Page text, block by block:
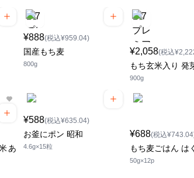
¥888(税込¥959.04)
国産もち麦
800g
¥2,058(税込
もち玄米入り 発
900g
あ
¥588(税込¥635.04)
お釜にポン 昭和
4.6g×15粒
¥688(税込
もち麦ごはん は
50g×12p